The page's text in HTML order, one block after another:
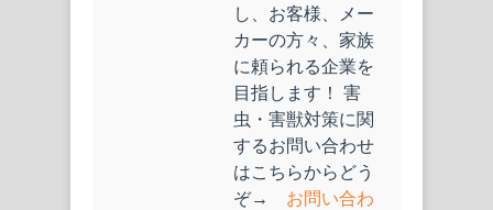
し、お客様、メー
カーの方々、家族
に頼られる企業を
目指します！ 害
虫・害獣対策に関
するお問い合わせ
はこちらからどう
ぞ→ お問い合わ